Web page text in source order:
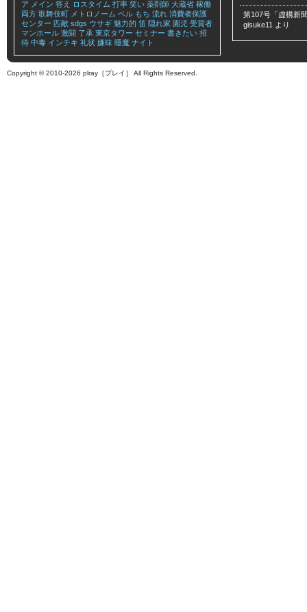
ア メイン 答え ロスタイム 打率 笑い 薬剤師 大蔵省 稼働
両方 歌舞伎町 メトロノーム ベル もち 流れ 消費者保護
センター 匹敵 sdgs ウサギ 魅力的 笛 隠れ家 園児 受賞者
マンホール 激闘 了承 東京タワー セミナー 書きたい 招
待 中毒 インチキ 礼状 嫌味 睡魔 ナイト
第107号「虚構新
gisuke11 より
Copyright © 2010-2026 plray［プレイ］ All Rights Reserved.